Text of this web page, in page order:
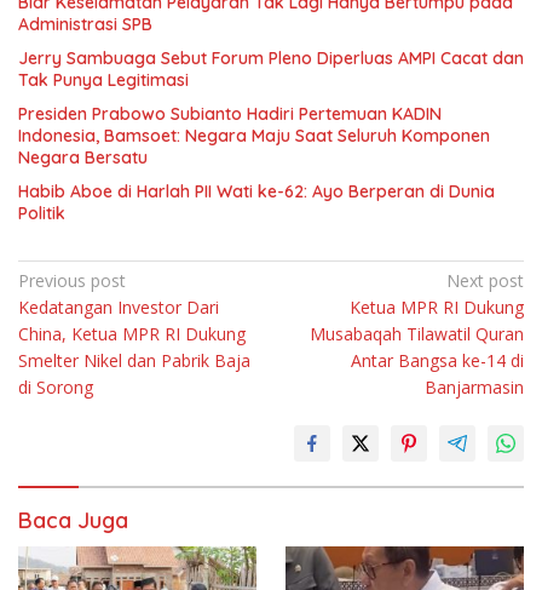
Administrasi SPB
Jerry Sambuaga Sebut Forum Pleno Diperluas AMPI Cacat dan
Tak Punya Legitimasi
Presiden Prabowo Subianto Hadiri Pertemuan KADIN
Indonesia, Bamsoet: Negara Maju Saat Seluruh Komponen
Negara Bersatu
Habib Aboe di Harlah PII Wati ke-62: Ayo Berperan di Dunia
Politik
Navigasi
pos
Previous post
Kedatangan Investor Dari
China, Ketua MPR RI Dukung
Smelter Nikel dan Pabrik Baja
di Sorong
Next post
Ketua MPR RI Dukung
Musabaqah Tilawatil Quran
Antar Bangsa ke-14 di
Banjarmasin
Baca Juga